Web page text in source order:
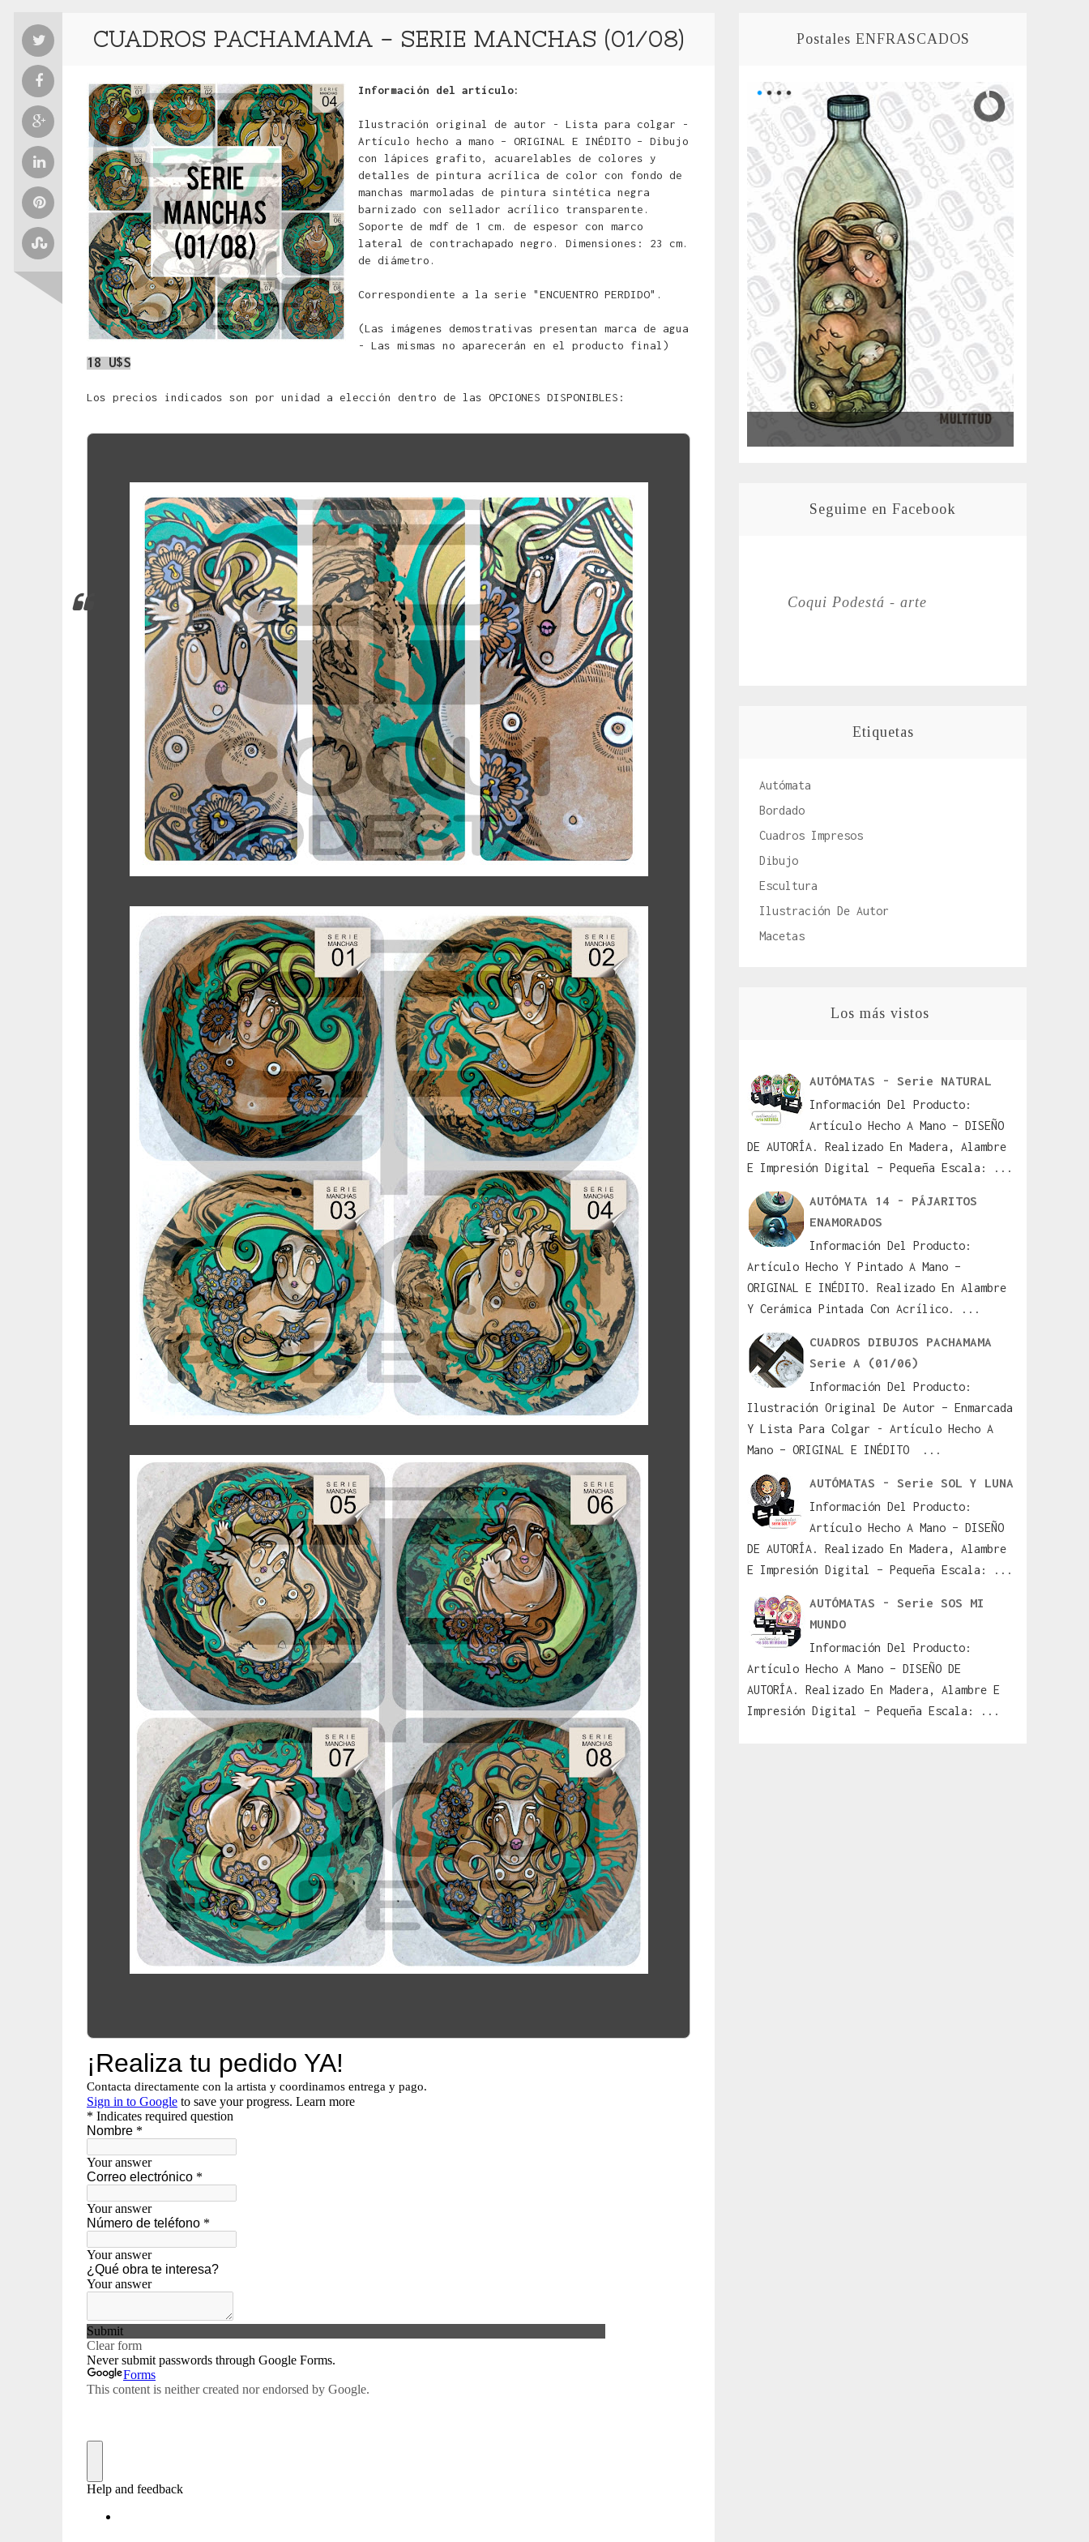
CUADROS PACHAMAMA - SERIE MANCHAS (01/08)
Información del artículo:
Ilustración original de autor - Lista para colgar -
Artículo hecho a mano – ORIGINAL E INÉDITO – Dibujo
con lápices grafito, acuarelables de colores y
detalles de pintura acrílica de color con fondo de
manchas marmoladas de pintura sintética negra
barnizado con sellador acrílico transparente.
Soporte de mdf de 1 cm. de espesor con marco
lateral de contrachapado negro. Dimensiones: 23 cm.
de diámetro.
Correspondiente a la serie "ENCUENTRO PERDIDO".
(Las imágenes demostrativas presentan marca de agua
- Las mismas no aparecerán en el producto final)
18 U$S
Los precios indicados son por unidad a elección dentro de las OPCIONES DISPONIBLES:
Postales ENFRASCADOS
Seguime en Facebook
Coqui Podestá - arte
Etiquetas
Autómata
Bordado
Cuadros Impresos
Dibujo
Escultura
Ilustración De Autor
Macetas
Los más vistos
AUTÓMATAS - Serie NATURAL
Información Del Producto:
Artículo Hecho A Mano – DISEÑO
DE AUTORÍA. Realizado En Madera, Alambre
E Impresión Digital – Pequeña Escala: ...
AUTÓMATA 14 - PÁJARITOS
ENAMORADOS
Información Del Producto:
Artículo Hecho Y Pintado A Mano –
ORIGINAL E INÉDITO. Realizado En Alambre
Y Cerámica Pintada Con Acrílico. ...
CUADROS DIBUJOS PACHAMAMA
Serie A (01/06)
Información Del Producto:
Ilustración Original De Autor – Enmarcada
Y Lista Para Colgar - Artículo Hecho A
Mano – ORIGINAL E INÉDITO ...
AUTÓMATAS - Serie SOL Y LUNA
Información Del Producto:
Artículo Hecho A Mano – DISEÑO
DE AUTORÍA. Realizado En Madera, Alambre
E Impresión Digital – Pequeña Escala: ...
AUTÓMATAS - Serie SOS MI
MUNDO
Información Del Producto:
Artículo Hecho A Mano – DISEÑO DE
AUTORÍA. Realizado En Madera, Alambre E
Impresión Digital – Pequeña Escala: ...